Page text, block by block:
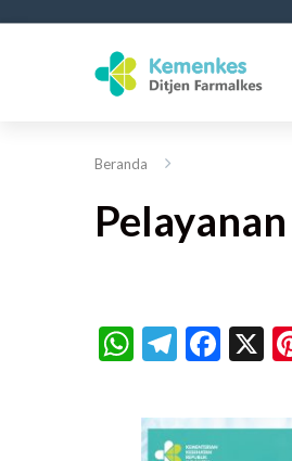
Beranda
X